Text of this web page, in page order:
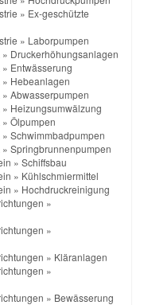
» Ex-geschützte
» Laborpumpen
» Druckerhöhungsanlagen
» Entwässerung
» Hebeanlagen
» Abwasserpumpen
» Heizungsumwälzung
» Ölpumpen
» Schwimmbadpumpen
» Springbrunnenpumpen
» Schiffsbau
» Kühlschmiermittel
» Hochdruckreinigung
»
»
» Kläranlagen
»
» Bewässerung